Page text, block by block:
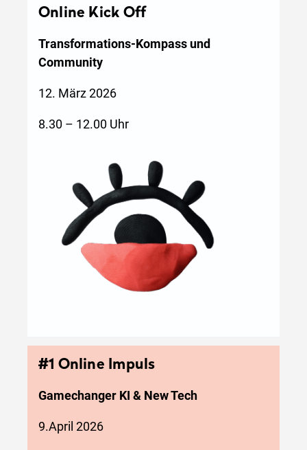
Online Kick Off
Transformations-Kompass und
Community
12. März 2026
8.30 – 12.00 Uhr
#1 Online Impuls
Gamechanger KI & New Tech
9.April 2026